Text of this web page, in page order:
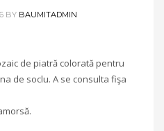
BY BAUMITADMIN
de piatră colorată pentru
de soclu. A se consulta fişa